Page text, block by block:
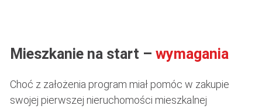
Mieszkanie na start – wymagania
Choć z założenia program miał pomóc w zakupie
swojej pierwszej nieruchomości mieszkalnej